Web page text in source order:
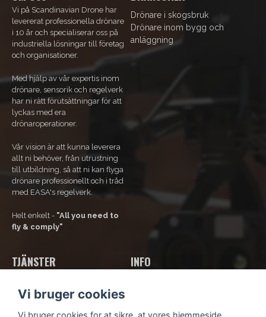
Vi på Scandinavian Drone har
levererat professionella drönare
i 10 år och specialiserar oss på
industriella lösningar till företag
och organisationer.
Med hjälp av vår expertis inom
drönare, sensorik och regelverk
har ni rätt förutsättningar för att
lyckas med era
drönaroperationer.
Vår vision är att kunna leverera
allt ni behöver, från utrustning
till utbildning, så att ni kan flyga
drönare professionellt och i tråd
med EASA's regelverk.
Helt enkelt - "All you need to
fly & comply"
Drönare i skogsbruk
Drönare inom bygg och
anläggning
TJÄNSTER
Bliv rammeaftalekunde
INFO
Vi bruger cookies
Vi bruger cookies for at sikre, at vores hjemmeside